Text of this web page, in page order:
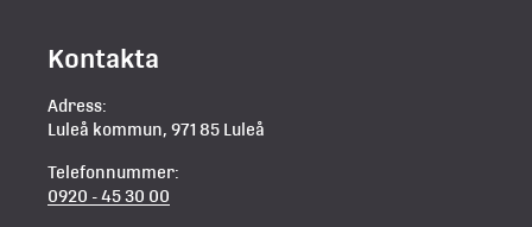
Kontakta
Adress:
Luleå kommun, 971 85 Luleå
Telefonnummer:
0920 - 45 30 00